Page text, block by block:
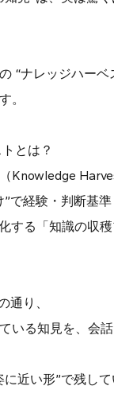
“ナレッジハーベ
。
とは？
Knowledge
で経験・判断基
する「知識の収
通り、
いる知見を、会
近い形”で残し